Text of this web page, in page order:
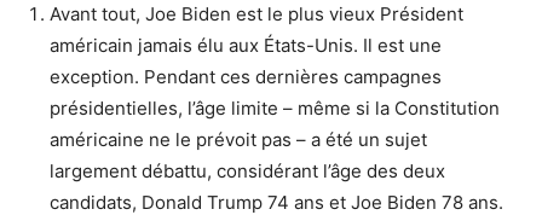
Avant tout, Joe Biden est le plus vieux Président
américain jamais élu aux États-Unis. Il est une
exception. Pendant ces dernières campagnes
présidentielles, l’âge limite – même si la Constitution
américaine ne le prévoit pas – a été un sujet
largement débattu, considérant l’âge des deux
candidats, Donald Trump 74 ans et Joe Biden 78 ans.